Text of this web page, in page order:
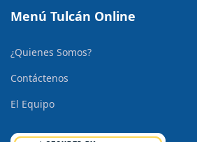
Menú Tulcán Online
¿Quienes Somos?
Contáctenos
El Equipo